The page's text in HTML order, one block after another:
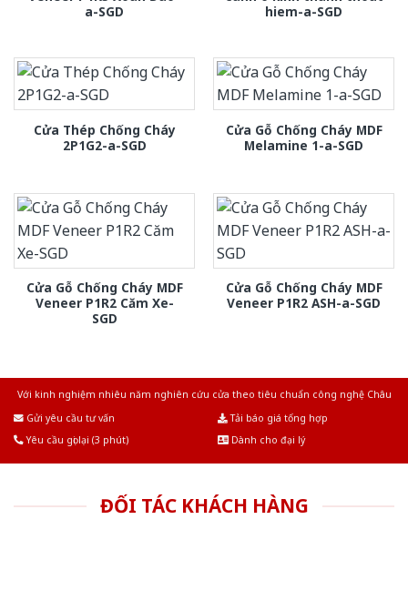
a-SGD
hiem-a-SGD
Cửa Thép Chống Cháy
2P1G2-a-SGD
Cửa Gỗ Chống Cháy MDF
Melamine 1-a-SGD
Cửa Gỗ Chống Cháy MDF
Veneer P1R2 Căm Xe-
SGD
Cửa Gỗ Chống Cháy MDF
Veneer P1R2 ASH-a-SGD
Với kinh nghiệm nhiêu năm nghiên cứu cửa theo tiêu chuẩn công nghệ Châu
Gửi yêu cầu tư vấn
Tải báo giá tổng hợp
Yêu cầu gọi lại (3 phút)
Dành cho đại lý
ĐỐI TÁC KHÁCH HÀNG